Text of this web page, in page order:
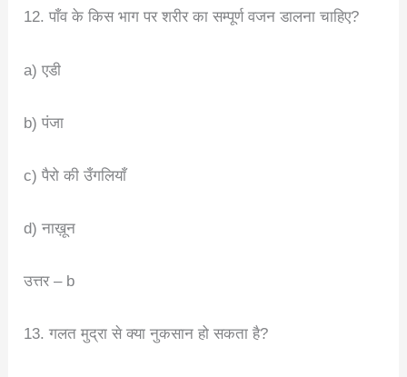
12. पाँव के किस भाग पर शरीर का सम्पूर्ण वजन डालना चाहिए?
a) एडी
b) पंजा
c) पैरो की उँगलियाँ
d) नाख़ून
उत्तर – b
13. गलत मुद्रा से क्या नुकसान हो सकता है?